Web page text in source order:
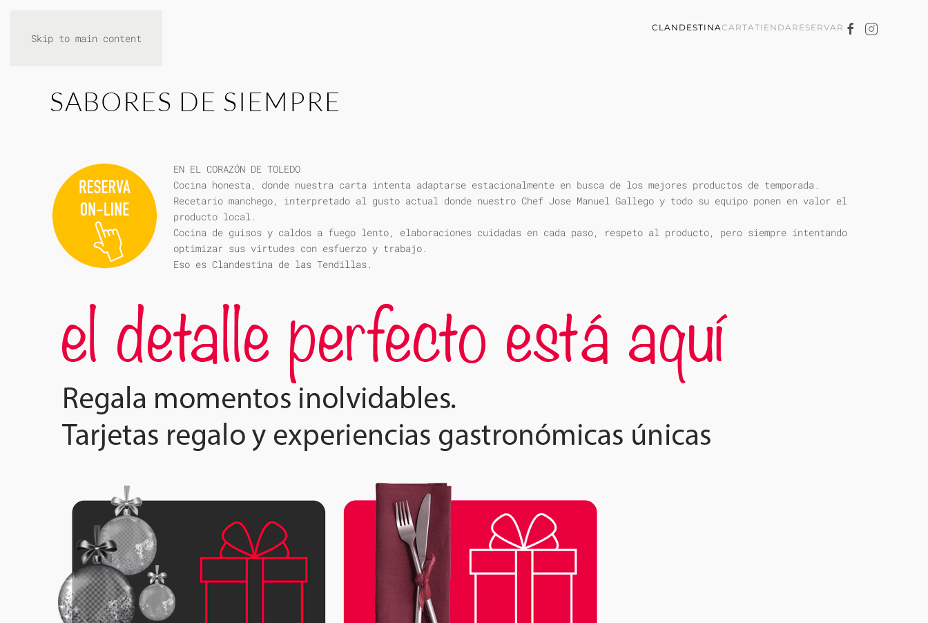
Skip to main content
CLANDESTINACARTATIENDARESERVAR
SABORES DE SIEMPRE
EN EL CORAZÓN DE TOLEDO
Cocina honesta, donde nuestra carta intenta adaptarse estacionalmente en busca de los mejores productos de temporada.
Recetario manchego, interpretado al gusto actual donde nuestro Chef Jose Manuel Gallego y todo su equipo ponen en valor el
producto local.
Cocina de guisos y caldos a fuego lento, elaboraciones cuidadas en cada paso, respeto al producto, pero siempre intentando
optimizar sus virtudes con esfuerzo y trabajo.
Eso es Clandestina de las Tendillas.